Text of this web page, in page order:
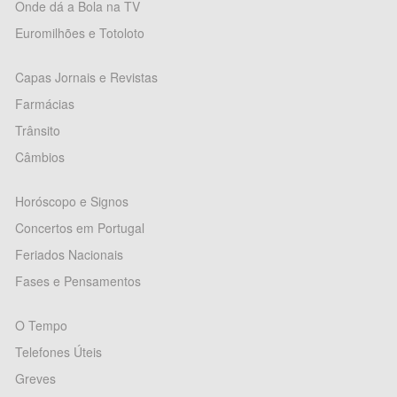
Onde dá a Bola na TV
Euromilhões e Totoloto
Capas Jornais e Revistas
Farmácias
Trânsito
Câmbios
Horóscopo e Signos
Concertos em Portugal
Feriados Nacionais
Fases e Pensamentos
O Tempo
Telefones Úteis
Greves